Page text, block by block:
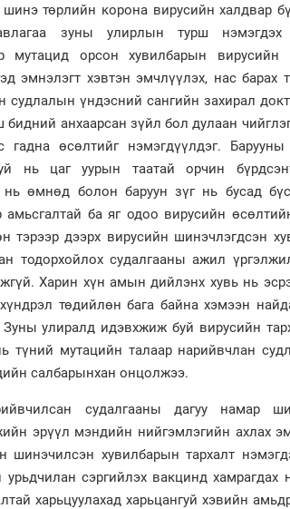
төрлийн корона вирусийн халдвар
зуны улирлын турш нэмэгдэх
мутацид орсон хувилбарын вирусийн
эмнэлэгт хэвтэн эмчлүүлэх, нас барах
үндэсний сангийн захирал
бидний анхаарсан зүйл бол дулаан
гадна өсөлтийг нэмэгдүүлдэг. Барууны
нь цаг уурын таатай орчин
өмнөд болон баруун зүг нь бусад бүс
амьсгалтай ба яг одоо вирусийн
тэрээр дээрх вирусийн шинэчлэгдсэн
тодорхойлох судалгааны ажил
Харин хүн амын дийлэнх хувь нь
төдийлөн бага байна хэмээн
улиралд идэвхжиж буй вирусийн
түний мутацийн талаар нарийвчлан
салбарынхан онцолжээ.
судалгааны дагуу намар
эрүүл мэндийн нийгэмлэгийн ахлах
шинэчилсэн хувилбарын тархалт
сэргийлэх вакцинд хамрагдах
харьцуулахад харьцангуй хэвийн